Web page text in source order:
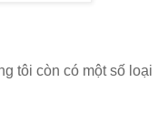
tôi còn có một số loại